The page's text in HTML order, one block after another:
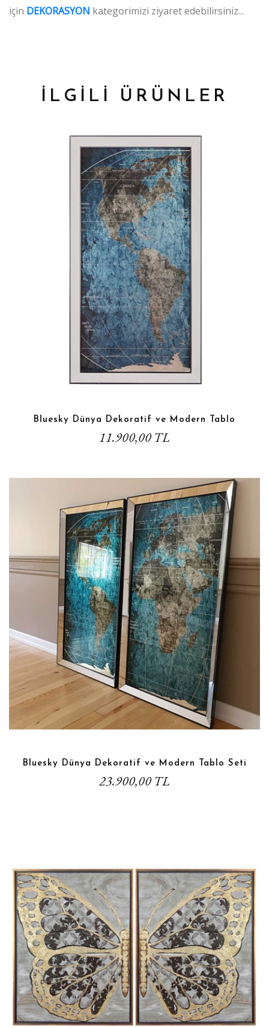
için DEKORASYON kategorimizi ziyaret edebilirsiniz...
İLGİLİ ÜRÜNLER
Bluesky Dünya Dekoratif ve Modern Tablo
11.900,00 TL
Bluesky Dünya Dekoratif ve Modern Tablo Seti
23.900,00 TL